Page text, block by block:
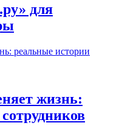
для
жизнь: